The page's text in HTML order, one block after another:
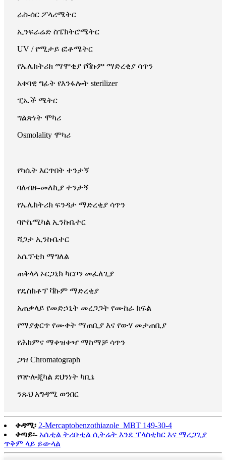
ራስ-ሰር ፖላሪሜትር
ኢንፍራሬድ ስፔክትሮሜትር
UV / የሚታይ ፎቶሜትር
የኤሌክትሪክ ማሞቂያ የቫኩም ማድረቂያ ሳጥን
አቀባዊ ግፊት የእንፋሎት sterilizer
ፒኤች ሜትር
ግልጽነት ሞካሪ
Osmolality ሞካሪ
የካሴት እርጥበት ተንታኝ
ባለብዙ-መለኪያ ተንታኝ
የኤሌክትሪክ ፍንዳታ ማድረቂያ ሳጥን
ባዮኬሚካል ኢንኩቤተር
ሻጋታ ኢንኩቤተር
አሴፕቲክ ማግለል
ጠቅላላ ኦርጋኒክ ካርቦን መፈለጊያ
የዴስክቶፕ ቫኩም ማድረቂያ
አጠቃላይ የመድኃኒት መረጋጋት የሙከራ ክፍል
የማያቋርጥ የሙቀት ማጠቢያ እና የውሃ መታጠቢያ
የሕክምና ማቀዝቀዣ ማከማቻ ሳጥን
ጋዝ Chromatograph
የባዮሎጂካል ደህንነት ካቢኔ
ንጹህ አግዳሚ ወንበር
ቀዳሚ፡ 2-Mercaptobenzothiazole_MBT 149-30-4
ቀጣይ፡- አሴቲል ትሪቡቲል ሲትሬት እንደ ፕላስቲከር እና ማረጋጊያ
ጥቅም ላይ ይውላል